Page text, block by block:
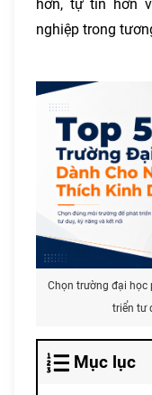
hơn, tự tin hơn
nghiệp trong
Chọn trường đại
triển tư
Mục lục